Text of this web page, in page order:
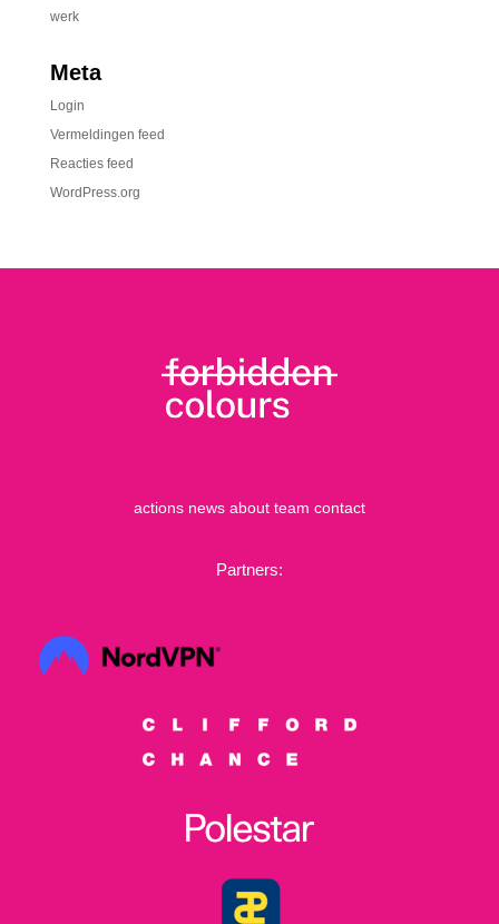
werk
Meta
Login
Vermeldingen feed
Reacties feed
WordPress.org
actions news about team contact
Partners: